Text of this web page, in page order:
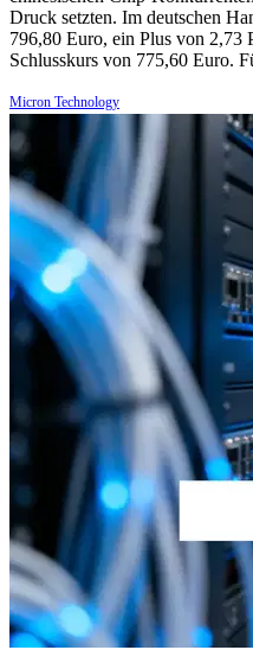
Druck setzten. Im deutschen
796,80 Euro, ein Plus von 2,73
Schlusskurs von 775,60 Euro.
Micron Technology